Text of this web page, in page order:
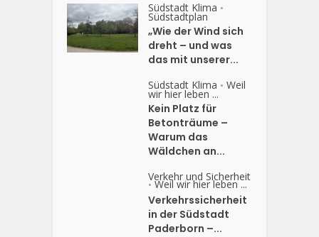
Südstadt Klima •
Südstadtplan
„Wie der Wind sich
dreht – und was
das mit unserer...
Südstadt Klima • Weil
wir hier leben ...
Kein Platz für
Betonträume –
Warum das
Wäldchen an...
Verkehr und Sicherheit
• Weil wir hier leben ...
Verkehrssicherheit
in der Südstadt
Paderborn –...